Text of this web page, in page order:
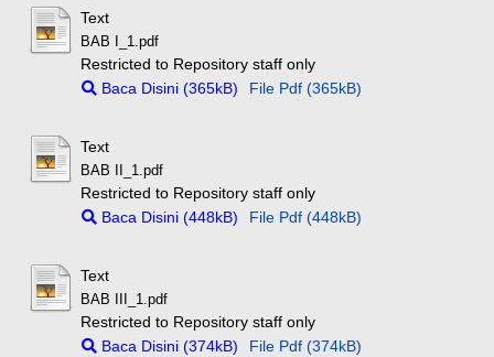
Text
BAB I_1.pdf
Restricted to Repository staff only
Baca Disini (365kB)
File Pdf (365kB)
Text
BAB II_1.pdf
Restricted to Repository staff only
Baca Disini (448kB)
File Pdf (448kB)
Text
BAB III_1.pdf
Restricted to Repository staff only
Baca Disini (374kB)
File Pdf (374kB)